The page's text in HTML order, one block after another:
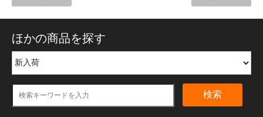
ほかの商品を探す
検索